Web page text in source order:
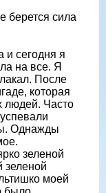
берется сила
сегодня я
на все. Я
После
которая
людей. Часто
Однажды
зеленой
зеленой
моей